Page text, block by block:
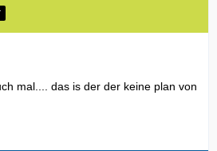
mal.... das is der der keine plan von